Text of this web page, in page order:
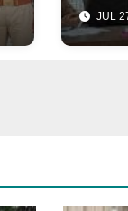
JUL